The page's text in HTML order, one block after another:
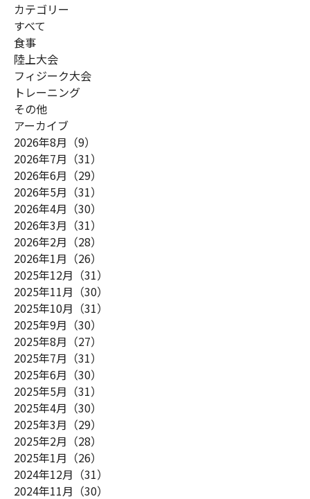
カテゴリー
すべて
食事
陸上大会
フィジーク大会
トレーニング
その他
アーカイブ
2026年8月（9）
2026年7月（31）
2026年6月（29）
2026年5月（31）
2026年4月（30）
2026年3月（31）
2026年2月（28）
2026年1月（26）
2025年12月（31）
2025年11月（30）
2025年10月（31）
2025年9月（30）
2025年8月（27）
2025年7月（31）
2025年6月（30）
2025年5月（31）
2025年4月（30）
2025年3月（29）
2025年2月（28）
2025年1月（26）
2024年12月（31）
2024年11月（30）